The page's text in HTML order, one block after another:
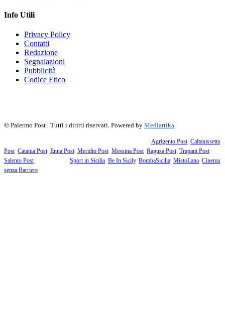
Info Utili
Privacy Policy
Contatti
Redazione
Segnalazioni
Pubblicità
Codice Etico
© Palermo Post | Tutti i diritti riservati. Powered by Mediartika
Agrigento Post, Caltanissetta
Post, Catania Post, Enna Post, Meridio Post, Messina Post, Ragusa Post, Trapani Post,
Salento Post. I siti tematici: Sport in Sicilia Be In Sicily, BombaSicilia MistoLana Cinema
senza Barriere